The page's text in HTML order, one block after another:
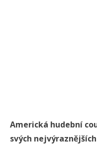
Americká hudební
svých